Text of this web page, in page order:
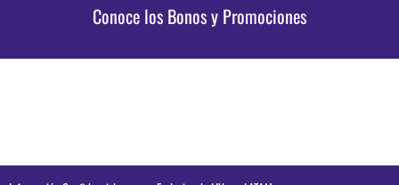
Conoce los Bonos y Promociones